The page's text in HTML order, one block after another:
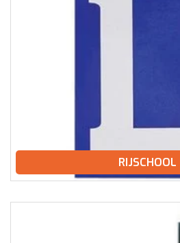
RIJSCHOOL